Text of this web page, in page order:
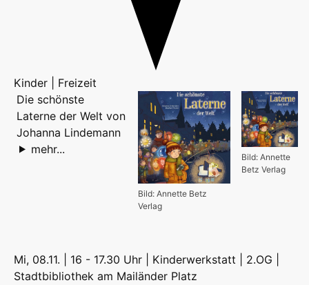
Kinder | Freizeit
Bild: Annette
Betz Verlag
Bild: Annette Betz
Verlag
Die schönste
Laterne der Welt von
Johanna Lindemann
mehr...
Mi, 08.11. | 16 - 17.30 Uhr | Kinderwerkstatt | 2.OG |
Stadtbibliothek am Mailänder Platz